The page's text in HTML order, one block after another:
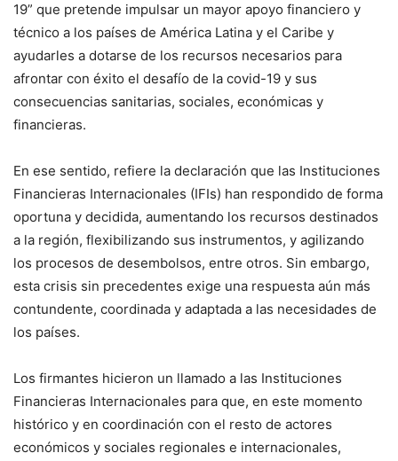
19” que pretende impulsar un mayor apoyo financiero y
técnico a los países de América Latina y el Caribe y
ayudarles a dotarse de los recursos necesarios para
afrontar con éxito el desafío de la covid-19 y sus
consecuencias sanitarias, sociales, económicas y
financieras.
En ese sentido, refiere la declaración que las Instituciones
Financieras Internacionales (IFIs) han respondido de forma
oportuna y decidida, aumentando los recursos destinados
a la región, flexibilizando sus instrumentos, y agilizando
los procesos de desembolsos, entre otros. Sin embargo,
esta crisis sin precedentes exige una respuesta aún más
contundente, coordinada y adaptada a las necesidades de
los países.
Los firmantes hicieron un llamado a las Instituciones
Financieras Internacionales para que, en este momento
histórico y en coordinación con el resto de actores
económicos y sociales regionales e internacionales,